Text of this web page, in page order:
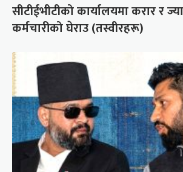
सीटीईभीटीको कार्यालयमा करार र
कर्मचारीको घेराउ (तस्वीरहरू)